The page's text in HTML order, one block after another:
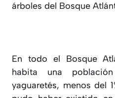
árboles del Bosque
En todo el Bosque
habita una
yaguaretés, menos del